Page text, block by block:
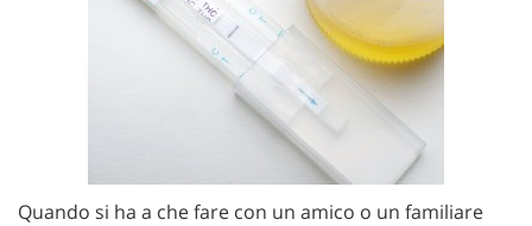
Quando si ha a che fare con un amico o un familiare